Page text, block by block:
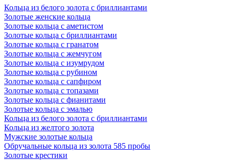
Кольца из белого золота с бриллиантами
Золотые женские кольца
Золотые кольца с аметистом
Золотые кольца с бриллиантами
Золотые кольца с гранатом
Золотые кольца с жемчугом
Золотые кольца с изумрудом
Золотые кольца с рубином
Золотые кольца с сапфиром
Золотые кольца с топазами
Золотые кольца с фианитами
Золотые кольца с эмалью
Кольца из белого золота с бриллиантами
Кольца из желтого золота
Мужские золотые кольца
Обручальные кольца из золота 585 пробы
Золотые крестики